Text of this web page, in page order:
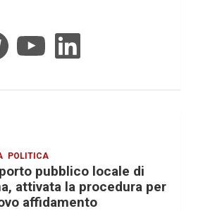
YouTube LinkedIn
POLITICA
pubblico locale di
attivata la procedura per
affidamento